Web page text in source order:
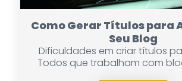
Como Gerar Títulos para
Seu Blog
Dificuldades em criar títulos
Todos que trabalham com